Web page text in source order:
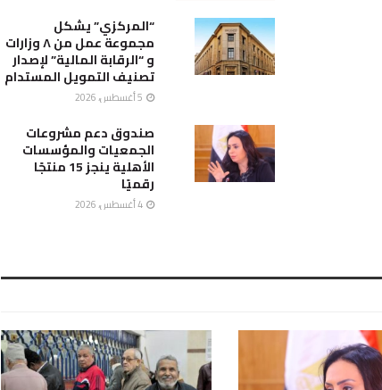
“المركزي” يشكل
مجموعة عمل من ٨ وزارات
و “الرقابة المالية” لإصدار
تصنيف التمويل المستدام
صندوق دعم مشروعات
الجمعيات والمؤسسات
الأهلية ينجز 15 منتجًا
رقميًا